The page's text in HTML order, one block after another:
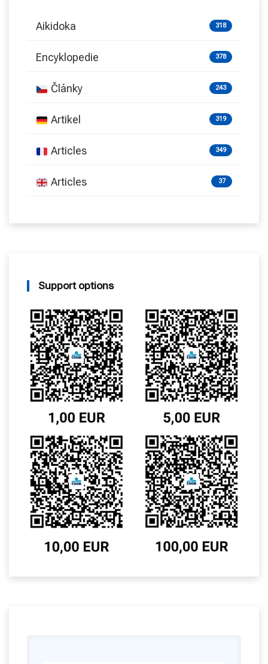
Aikidoka 318
Encyklopedie 378
Články 243
Artikel 319
Articles 349
Articles 37
Support options